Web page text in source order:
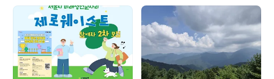
하며, 그들을 사랑으로 돌봄으로 우리도 사는 길을 걷게 해
주십시오. 아멘. 20240621 #살림기도 (지구복원 10년
을 향한 생태살림기도) #생태적성경읽기#저항 #성서 #기
후위기 ..